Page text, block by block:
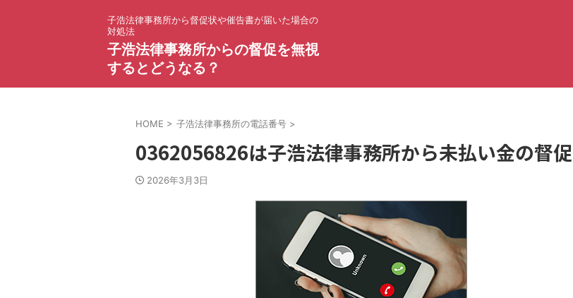
子浩法律事務所から督促状や催告書が届いた場合の
対処法
子浩法律事務所からの督促を無視
するとどうなる？
HOME > 子浩法律事務所の電話番号 >
0362056826は子浩法律事務所から未払い金の督促
2026年3月3日